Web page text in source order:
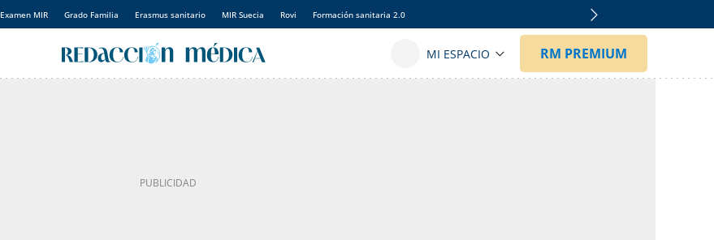
Examen MIR Grado Familia Erasmus sanitario MIR Suecia Rovi Formación sanitaria 2.0